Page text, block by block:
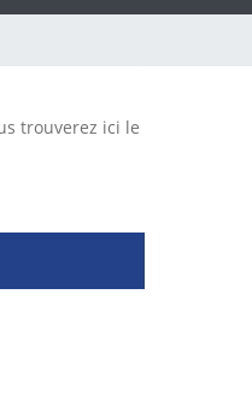
trouverez ici le